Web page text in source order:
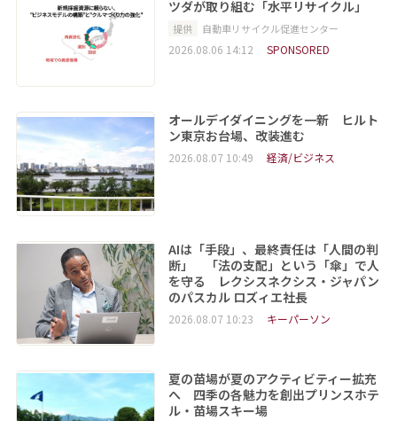
ツダが取り組む「水平リサイクル」
提供 自動車リサイクル促進センター
2026.08.06 14:12 SPONSORED
オールデイダイニングを一新 ヒルト
ン東京お台場、改装進む
2026.08.07 10:49 経済/ビジネス
AIは「手段」、最終責任は「人間の判
断」 「法の支配」という「傘」で人
を守る レクシスネクシス・ジャパン
のパスカル ロズィエ社長
2026.08.07 10:23 キーパーソン
夏の苗場が夏のアクティビティー拡充
へ 四季の各魅力を創出プリンスホテ
ル・苗場スキー場